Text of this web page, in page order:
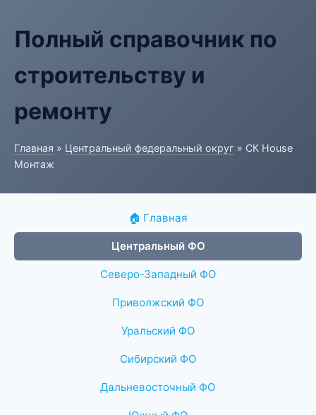
Полный справочник по
строительству и
ремонту
Главная » Центральный федеральный округ » СК House
Монтаж
🏠 Главная
Центральный ФО
Северо-Западный ФО
Приволжский ФО
Уральский ФО
Сибирский ФО
Дальневосточный ФО